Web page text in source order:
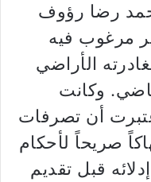
رضا رؤوف
مرغوب فيه
الأراضي
الماضي. وكانت
أن تصرفات
صريحاً لأحكام
قبل تقديم